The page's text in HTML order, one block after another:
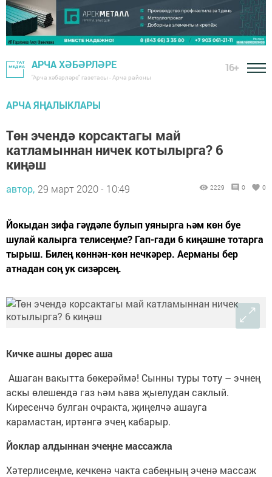
АРЧА ХӘБӘРЛӘРЕ
"Арча хәбәрләре" газетасы - Арча районы
16+
АРЧА ЯҢАЛЫКЛАРЫ
Төн эчендә корсактагы май
катламыннан ничек котылырга? 6
киңәш
автор, 29 март 2020 - 10:49 2229 0 0
Йокыдан зифа гәүдәле булып уянырга һәм көн буе
шулай калырга телисеңме? Гап-гади 6 киңәшне тотарга
тырыш. Билең көннән-көн нечкәрер. Аерманы бер
атнадан соң ук сизәрсең.
Кичке ашны дөрес аша
Ашаган вакытта бөкерәймә! Сынны туры тоту – эчнең
аскы өлешендә газ һәм һава җыелудан саклый.
Киресенчә булган очракта, җиңелчә ашауга
карамастан, иртәнгә эчең кабарыр.
Йоклар алдыннан эчеңне массажла
Хәтерлисеңме, кечкенә чакта сабеңның эченә массаж